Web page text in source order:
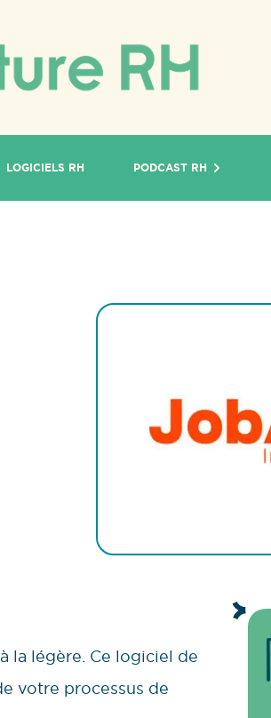
LOGICIELS RH PODCAST RH
la légère. Ce logiciel de
votre processus de